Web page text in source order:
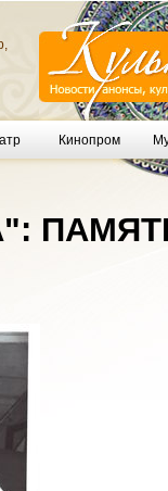
Кинопром